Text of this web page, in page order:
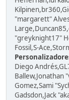
"margarett"
"greyknight17"
Fossil,S-
Diego
Ballew,Jonathan
Gomez,Sami
Gadsdon,Jack